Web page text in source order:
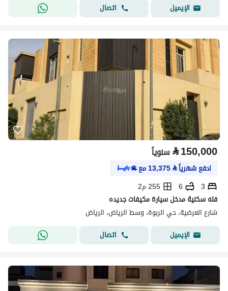
الإيميل
اتصال
⃁150,000 سنوياً
ادفع شهرياً⃁
13,375مع
3
6
255 م2
فله سكنية مدخل سيارة مكيفات جديده
شارع العرضية، حي الربوة، وسط الرياض، الرياض
الإيميل
اتصال